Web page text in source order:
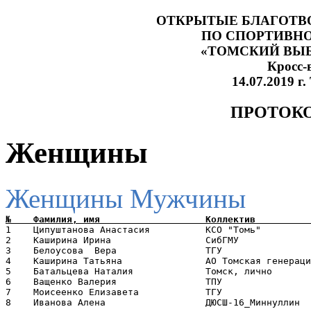
ОТКРЫТЫЕ
ПО
«ТОМСКИЙ
Кросс-
14.07.2019
Женщины
Женщины Мужчины
1    Ципуштанова Анастасия          КСО "Томь"
2    Каширина Ирина                 CибГМУ
3    Белоусова  Вера                ТГУ
4    Каширина Татьяна               АО Томская
5    Батальцева Наталия             Томск,
6    Ващенко Валерия                ТПУ
7    Моисеенко Елизавета            ТГУ
8    Иванова Алена                  ДЮСШ-